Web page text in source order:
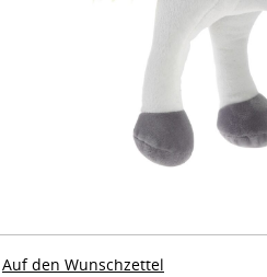
Auf den Wunschzettel